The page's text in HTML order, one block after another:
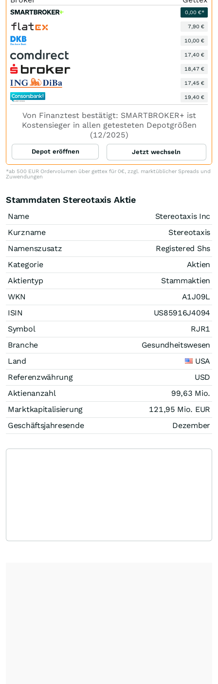
0,00 €*
7,90 €
10,00 €
17,40 €
18,47 €
17,45 €
19,40 €
Von Finanztest bestätigt: SMARTBROKER+ ist
Kostensieger in allen getesteten Depotgrößen
(12/2025)
Depot eröffnen Jetzt wechseln
*ab 500 EUR Ordervolumen über gettex für 0€, zzgl. marktüblicher Spreads und
Zuwendungen
Stammdaten Stereotaxis Aktie
Name
Stereotaxis Inc
Kurzname
Stereotaxis
Namenszusatz
Registered Shs
Kategorie
Aktien
Aktientyp
Stammaktien
WKN
A1J09L
ISIN
US85916J4094
Symbol
RJR1
Branche
Gesundheitswesen
Land
USA
Referenzwährung
USD
Aktienanzahl
99,63 Mio.
Marktkapitalisierung
121,95 Mio. EUR
Geschäftsjahresende
Dezember